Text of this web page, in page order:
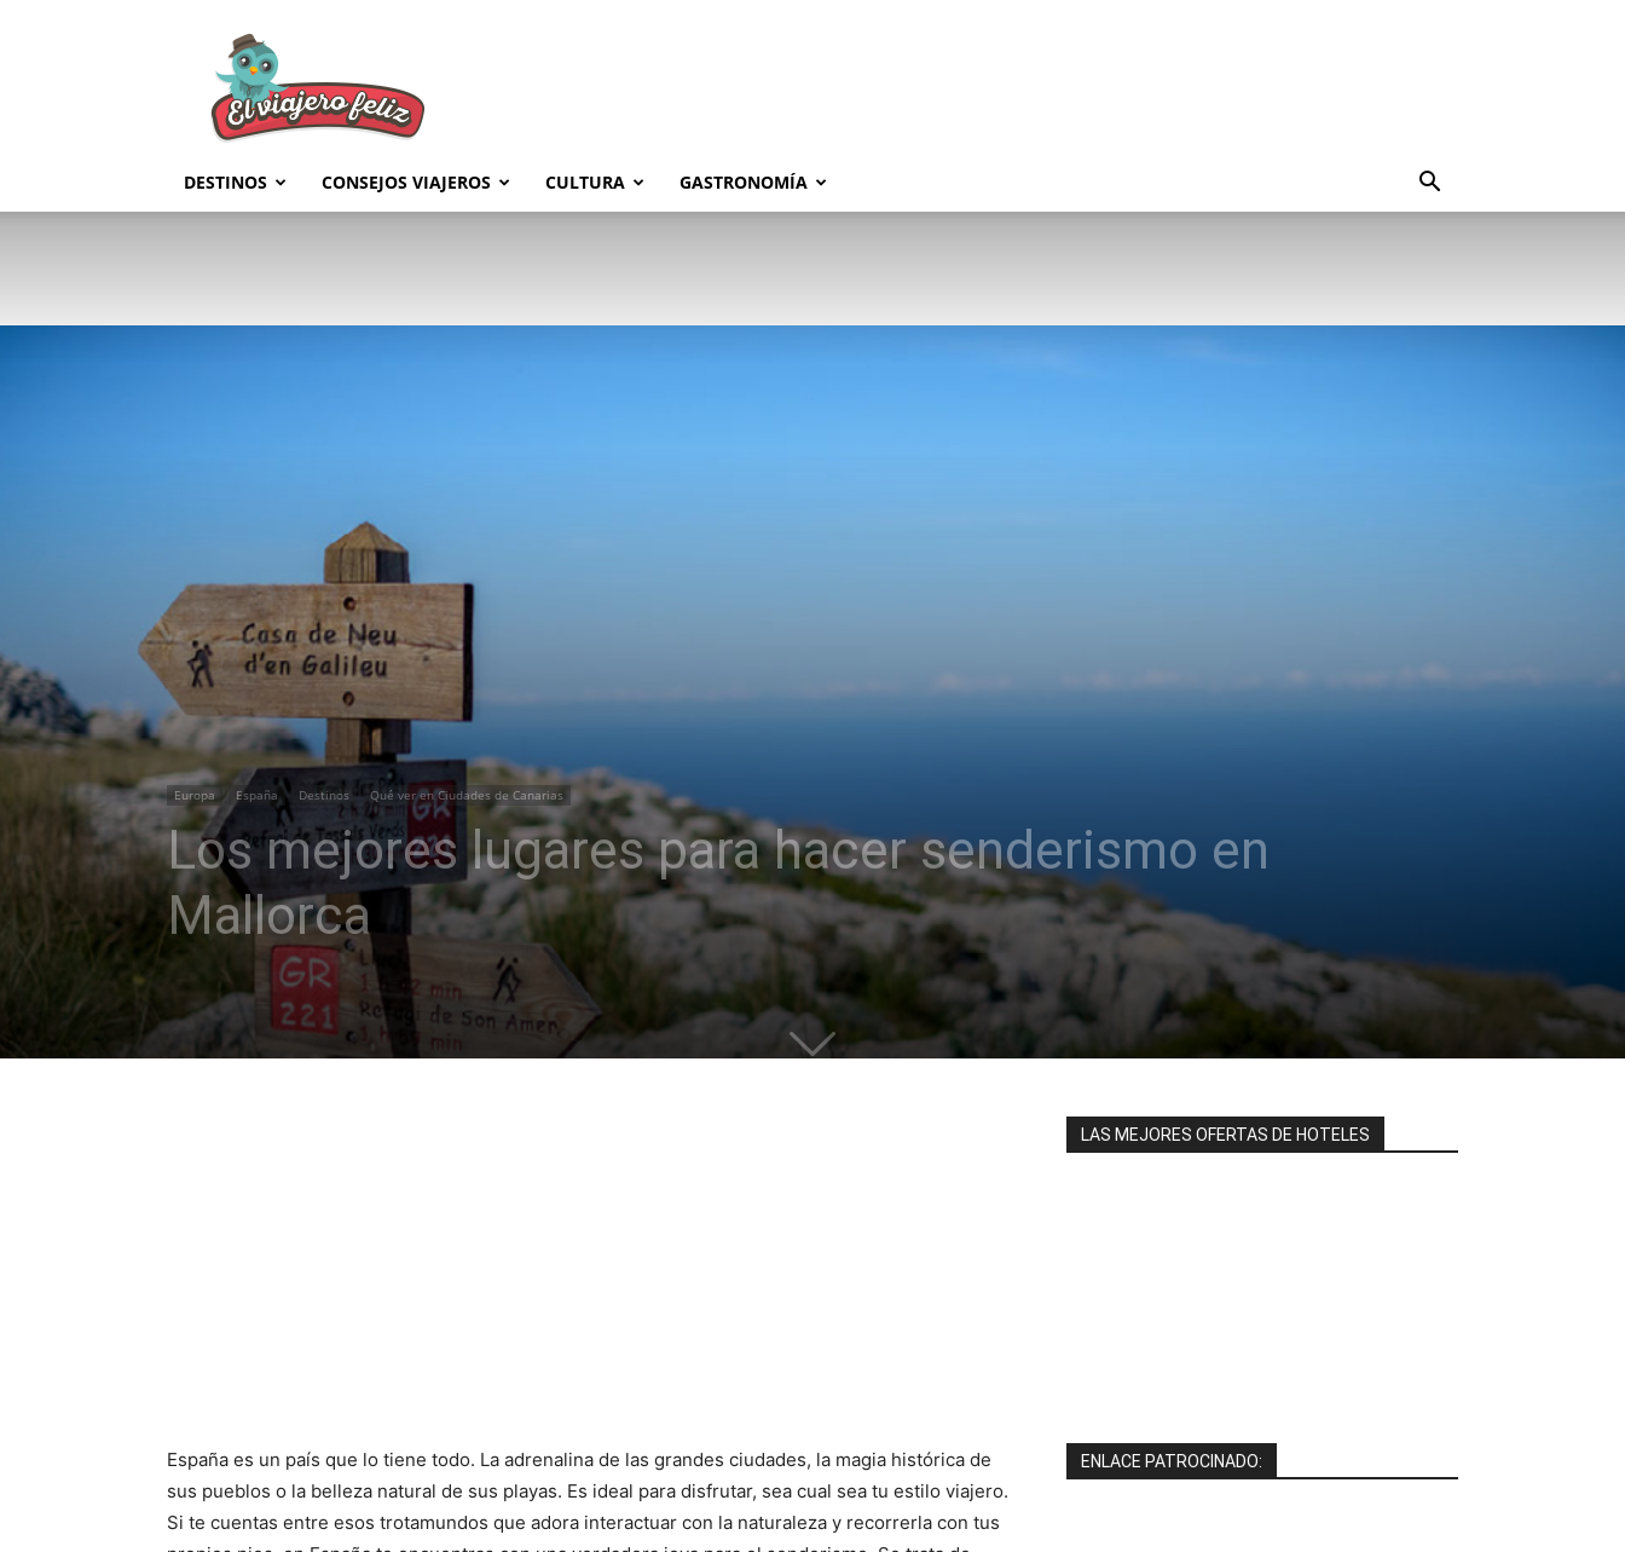
Feliz
DESTINOS CONSEJOS VIAJEROS CULTURA GASTRONOMÍA
Europa España Destinos Qué ver en Ciudades de Canarias
Los mejores lugares para hacer senderismo en
Mallorca
España es un país que lo tiene todo. La adrenalina de las grandes ciudades, la magia histórica de
sus pueblos o la belleza natural de sus playas. Es ideal para disfrutar, sea cual sea tu estilo viajero.
Si te cuentas entre esos trotamundos que adora interactuar con la naturaleza y recorrerla con tus
LAS MEJORES OFERTAS DE HOTELES
ENLACE PATROCINADO: